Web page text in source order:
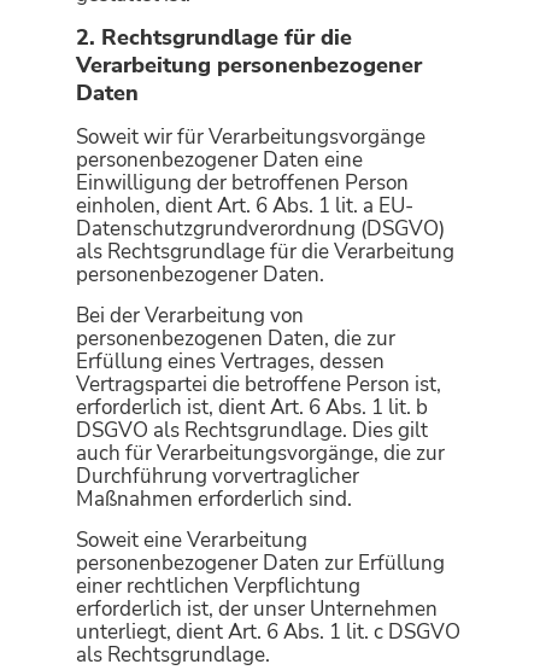
2. Rechtsgrundlage für die
Verarbeitung personenbezogener
Daten
Soweit wir für Verarbeitungsvorgänge
personenbezogener Daten eine
Einwilligung der betroffenen Person
einholen, dient Art. 6 Abs. 1 lit. a EU-
Datenschutzgrundverordnung (DSGVO)
als Rechtsgrundlage für die Verarbeitung
personenbezogener Daten.
Bei der Verarbeitung von
personenbezogenen Daten, die zur
Erfüllung eines Vertrages, dessen
Vertragspartei die betroffene Person ist,
erforderlich ist, dient Art. 6 Abs. 1 lit. b
DSGVO als Rechtsgrundlage. Dies gilt
auch für Verarbeitungsvorgänge, die zur
Durchführung vorvertraglicher
Maßnahmen erforderlich sind.
Soweit eine Verarbeitung
personenbezogener Daten zur Erfüllung
einer rechtlichen Verpflichtung
erforderlich ist, der unser Unternehmen
unterliegt, dient Art. 6 Abs. 1 lit. c DSGVO
als Rechtsgrundlage.